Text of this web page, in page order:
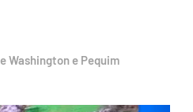
Washington e Pequim